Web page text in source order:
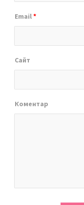
Email*
Сайт
Коментар